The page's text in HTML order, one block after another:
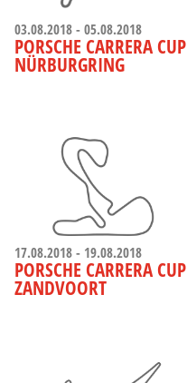
03.08.2018 - 05.08.2018
PORSCHE CARRERA CUP
NÜRBURGRING
17.08.2018 - 19.08.2018
PORSCHE CARRERA CUP
ZANDVOORT